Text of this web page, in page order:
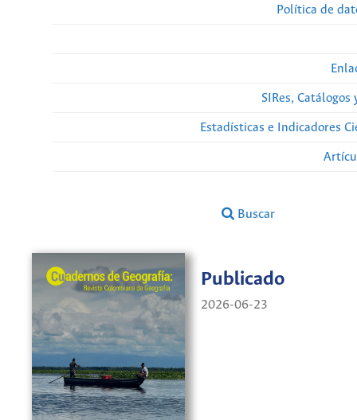
Política de
SIRes, Catálogos
Estadísticas e Indicadores
Buscar
Publicado
2026-06-23